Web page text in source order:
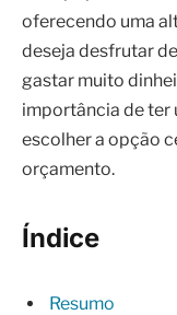
oferecendo uma
deseja desfrutar
gastar muito
importância de ter
escolher a opção
orçamento.
Índice
Resumo